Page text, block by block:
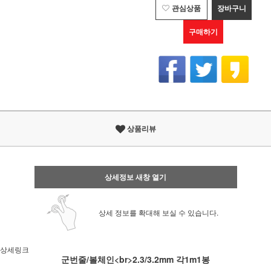
관심상품 장바구니
구매하기
상품리뷰
상세정보 새창 열기
상세 정보를 확대해 보실 수 있습니다.
상세링크
군번줄/볼체인<br>2.3/3.2mm 각1m1봉